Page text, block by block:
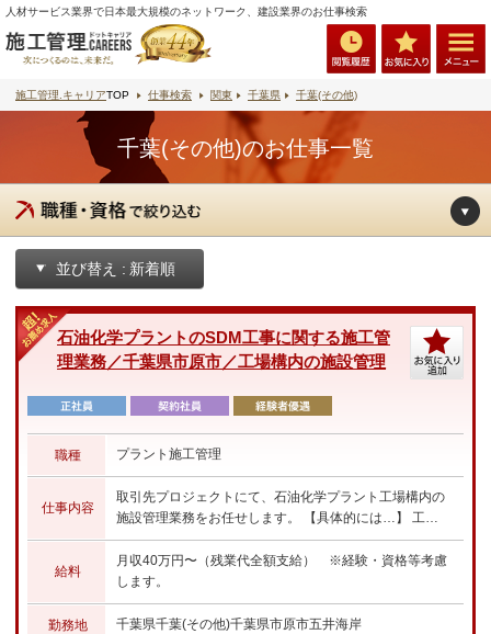
人材サービス業界で日本最大規模のネットワーク、建設業界のお仕事検索
施工管理.キャリアTOP 仕事検索 関東 千葉県 千葉(その他)
千葉(その他)のお仕事一覧
並び替え :
石油化学プラントのSDM工事に関する施工管
理業務／千葉県市原市／工場構内の施設管理
職種 プラント施工管理
仕事内容
取引先プロジェクトにて、石油化学プラント工場構内の
施設管理業務をお任せします。 【具体的には…】 工場
構内の施設管理業務/保全工事に関する施工管理業務 ・
工事仕様書の作成 ・見積書の技術査定 ・工事立会い ・
スケジュール管理や品質、安全管理 ・工事費用概算検討
☆あなたのご経験やスキルに合わせた業務をお任せしま
す☆
給料
月収40万円〜（残業代全額支給） ※経験・資格等考慮
します。
勤務地 千葉県千葉(その他)千葉県市原市五井海岸